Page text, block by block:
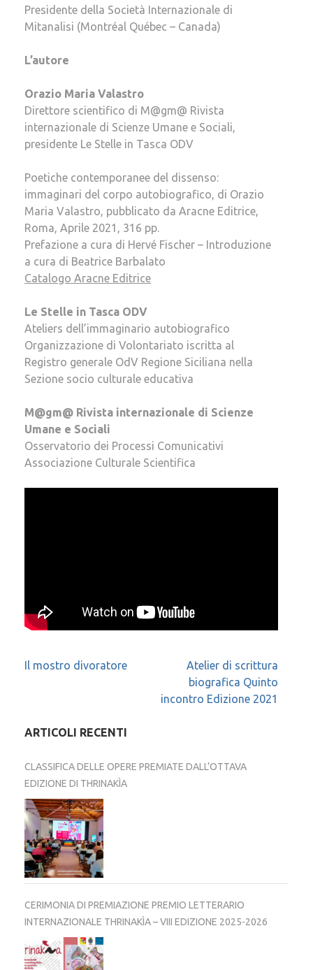
Presidente della Società Internazionale di
Mitanalisi (Montréal Québec – Canada)
L’autore
Orazio Maria Valastro
Direttore scientifico di M@gm@ Rivista
internazionale di Scienze Umane e Sociali,
presidente Le Stelle in Tasca ODV
Poetiche contemporanee del dissenso:
immaginari del corpo autobiografico, di Orazio
Maria Valastro, pubblicato da Aracne Editrice,
Roma, Aprile 2021, 316 pp.
Prefazione a cura di Hervé Fischer – Introduzione
a cura di Beatrice Barbalato
Catalogo Aracne Editrice
Le Stelle in Tasca ODV
Ateliers dell’immaginario autobiografico
Organizzazione di Volontariato iscritta al
Registro generale OdV Regione Siciliana nella
Sezione socio culturale educativa
M@gm@ Rivista internazionale di Scienze
Umane e Sociali
Osservatorio dei Processi Comunicativi
Associazione Culturale Scientifica
Navigazione
Il mostro divoratore
Atelier di scrittura
biografica Quinto
incontro Edizione 2021
ARTICOLI RECENTI
CLASSIFICA DELLE OPERE PREMIATE DALL’OTTAVA
EDIZIONE DI THRINAKÌA
CERIMONIA DI PREMIAZIONE PREMIO LETTERARIO
INTERNAZIONALE THRINAKÌA – VIII EDIZIONE 2025-2026